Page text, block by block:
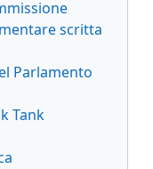
scritta
Parlamento
Tank